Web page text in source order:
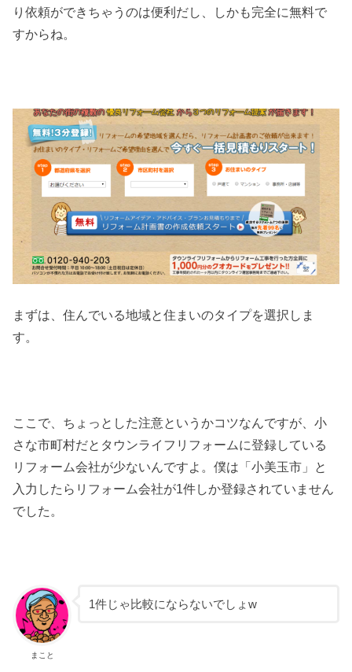
り依頼ができちゃうのは便利だし、しかも完全に無料で
すからね。
まずは、住んでいる地域と住まいのタイプを選択しま
す。
ここで、ちょっとした注意というかコツなんですが、小
さな市町村だとタウンライフリフォームに登録している
リフォーム会社が少ないんですよ。僕は「小美玉市」と
入力したらリフォーム会社が1件しか登録されていません
でした。
まこと
1件じゃ比較にならないでしょw